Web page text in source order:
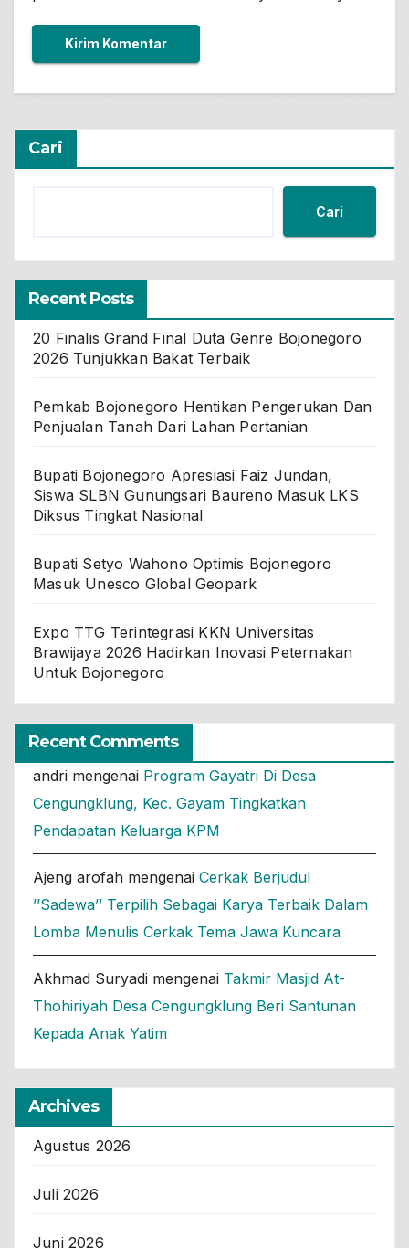
Cari
Cari
Recent Posts
20 Finalis Grand Final Duta Genre Bojonegoro
2026 Tunjukkan Bakat Terbaik
Pemkab Bojonegoro Hentikan Pengerukan Dan
Penjualan Tanah Dari Lahan Pertanian
Bupati Bojonegoro Apresiasi Faiz Jundan,
Siswa SLBN Gunungsari Baureno Masuk LKS
Diksus Tingkat Nasional
Bupati Setyo Wahono Optimis Bojonegoro
Masuk Unesco Global Geopark
Expo TTG Terintegrasi KKN Universitas
Brawijaya 2026 Hadirkan Inovasi Peternakan
Untuk Bojonegoro
Recent Comments
andri mengenai Program Gayatri Di Desa
Cengungklung, Kec. Gayam Tingkatkan
Pendapatan Keluarga KPM
Ajeng arofah mengenai Cerkak Berjudul
’’Sadewa’’ Terpilih Sebagai Karya Terbaik Dalam
Lomba Menulis Cerkak Tema Jawa Kuncara
Akhmad Suryadi mengenai Takmir Masjid At-
Thohiriyah Desa Cengungklung Beri Santunan
Kepada Anak Yatim
Archives
Agustus 2026
Juli 2026
Juni 2026